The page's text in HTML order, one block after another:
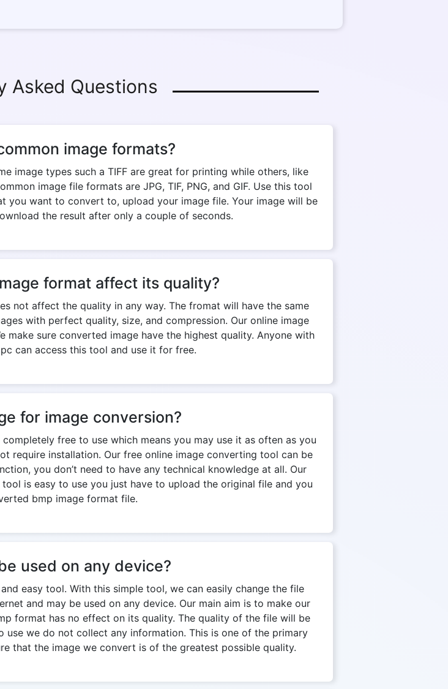
Asked Questions
image formats?
image types such a TIFF are great for printing while others, like
image file formats are JPG, TIF, PNG, and GIF. Use this tool
want to convert to, upload your image file. Your image will be
the result after only a couple of seconds.
format affect its quality?
not affect the quality in any way. The fromat will have the same
with perfect quality, size, and compression. Our online image
sure converted image have the highest quality. Anyone with
can access this tool and use it for free.
for image conversion?
free to use which means you may use it as often as you
require installation. Our free online image converting tool can be
you don’t need to have any technical knowledge at all. Our
is easy to use you just have to upload the original file and you
bmp image format file.
used on any device?
easy tool. With this simple tool, we can easily change the file
and may be used on any device. Our main aim is to make our
format has no effect on its quality. The quality of the file will be
we do not collect any information. This is one of the primary
that the image we convert is of the greatest possible quality.